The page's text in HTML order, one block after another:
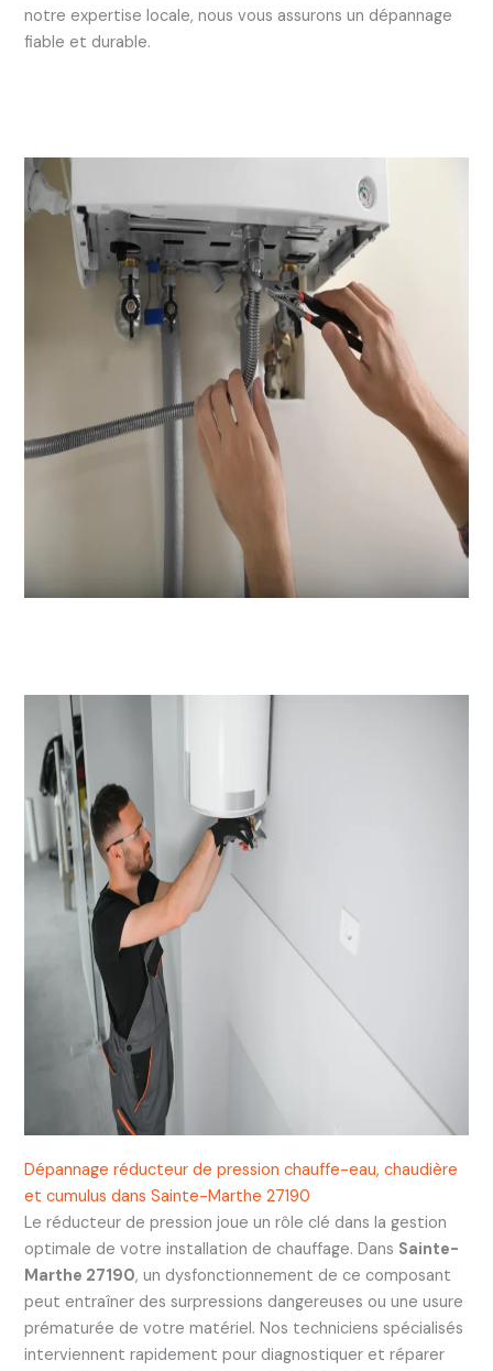
notre expertise locale, nous vous assurons un dépannage
fiable et durable.
Dépannage réducteur de pression chauffe-eau, chaudière
et cumulus dans Sainte-Marthe 27190
Le réducteur de pression joue un rôle clé dans la gestion
optimale de votre installation de chauffage. Dans Sainte-
Marthe 27190, un dysfonctionnement de ce composant
peut entraîner des surpressions dangereuses ou une usure
prématurée de votre matériel. Nos techniciens spécialisés
interviennent rapidement pour diagnostiquer et réparer